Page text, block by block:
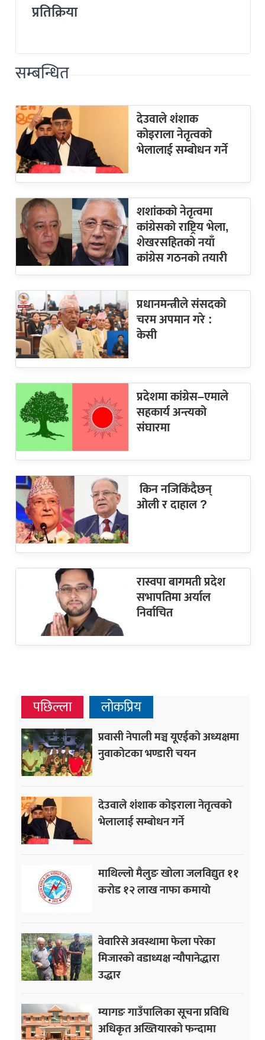
प्रतिक्रिया
सम्बन्धित
देउवाले शंशाक
कोइराला नेतृत्वको
भेलालाई सम्बोधन गर्ने
शशांकको नेतृत्वमा
कांग्रेसको राष्ट्रिय भेला,
शेखरसहितको नयाँ
कांग्रेस गठनको तयारी
प्रधानमन्त्रीले संसदको
चरम अपमान गरे :
केसी
प्रदेशमा कांग्रेस–एमाले
सहकार्य अन्त्यको
संघारमा
किन नजिकिँदैछन्
ओली र दाहाल ?
रास्वपा बागमती प्रदेश
सभापतिमा अर्याल
निर्वाचित
पछिल्ला लोकप्रिय
प्रवासी नेपाली मञ्च यूएईको अध्यक्षमा
नुवाकोटका भण्डारी चयन
देउवाले शंशाक कोइराला नेतृत्वको
भेलालाई सम्बोधन गर्ने
माथिल्लो मैलुङ खोला जलविद्युत ११
करोड १२ लाख नाफा कमायाे
वेवारिसे अवस्थामा फेला परेका
मिजारको वडाध्यक्ष न्यौपानेद्धारा
उद्धार
म्यागङ गाउँपालिका सूचना प्रविधि
अधिकृत अख्तियारको फन्दामा